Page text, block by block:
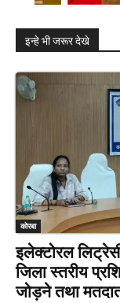
इन्हे भी जरूर देखे
कोरबा
इलेक्टोरल
जिला स्तरीय
जोड़ने तथा